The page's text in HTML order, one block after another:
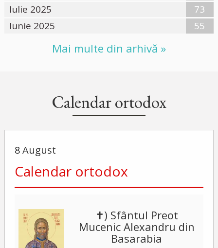
Iulie 2025
73
Iunie 2025
55
Mai multe din arhivă »
Calendar ortodox
8 August
Calendar ortodox
✝) Sfântul Preot
Mucenic Alexandru din
Basarabia